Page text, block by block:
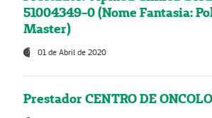
51004349-0 (Nome Fantasia:
Master)
01 de Abril de 2020
Prestador CENTRO DE